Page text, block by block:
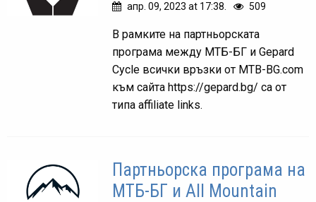
апр. 09, 2023 at 17:38. 509
В рамките на партньорската
програма между МТБ-БГ и Gepard
Cycle всички връзки от MTB-BG.com
към сайта https://gepard.bg/ са от
типа affiliate links.
Партньорска програма на
МТБ-БГ и All Mountain